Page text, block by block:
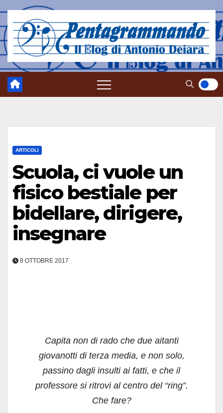
contenuto
ARTICOLI
Scuola, ci vuole un
fisico bestiale per
bidellare, dirigere,
insegnare
8 OTTOBRE 2017
Capita non di rado che due aitanti
giovanotti di terza media, e non solo,
passino dagli insulti ai fatti, e che il
professore si ritrovi al centro del “ring”.
Che fare?